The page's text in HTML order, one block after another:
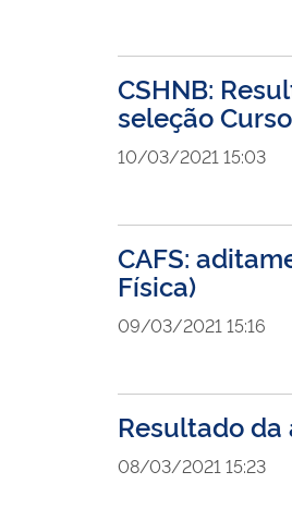
CSHNB:
seleção
10/03/2021 15:03
CAFS:
Física)
09/03/2021 15:16
Resultado da
08/03/2021 15:23